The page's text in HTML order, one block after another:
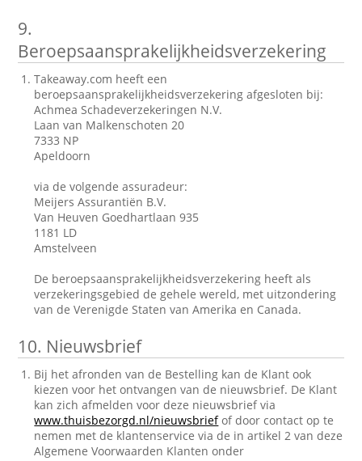
9.
Beroepsaansprakelijkheidsverzekering
Takeaway.com heeft een
beroepsaansprakelijkheidsverzekering afgesloten bij:
Achmea Schadeverzekeringen N.V.
Laan van Malkenschoten 20
7333 NP
Apeldoorn
via de volgende assuradeur:
Meijers Assurantiën B.V.
Van Heuven Goedhartlaan 935
1181 LD
Amstelveen
De beroepsaansprakelijkheidsverzekering heeft als
verzekeringsgebied de gehele wereld, met uitzondering
van de Verenigde Staten van Amerika en Canada.
10. Nieuwsbrief
Bij het afronden van de Bestelling kan de Klant ook
kiezen voor het ontvangen van de nieuwsbrief. De Klant
kan zich afmelden voor deze nieuwsbrief via
www.thuisbezorgd.nl/nieuwsbriefof door contact op te
nemen met de klantenservice via de in artikel 2 van deze
Algemene Voorwaarden Klanten onder